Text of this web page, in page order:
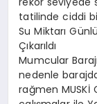
tatilinde ciddi
Su Miktarı
Çıkarıldı
Mumcular
nedenle
rağmen MUSKİ